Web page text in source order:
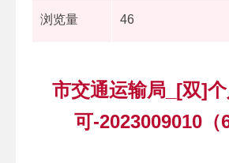
浏览量 46
市交通运输局_[双]
可-2023009010（